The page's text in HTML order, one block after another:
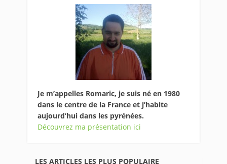
Je m’appelles Romaric, je suis né en 1980
dans le centre de la France et j’habite
aujourd’hui dans les pyrénées.
Découvrez ma présentation ici
LES ARTICLES LES PLUS POPULAIRE